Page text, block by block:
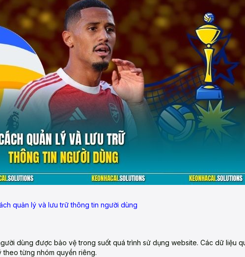
quản lý và lưu trữ thông tin người dùng
dùng được bảo vệ trong suốt quá trình sử dụng website. Các dữ liệu
từng nhóm quyền riêng.